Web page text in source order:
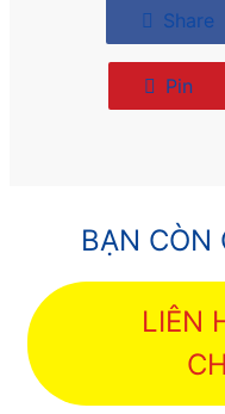
Share
Pin
BẠN CÒN
LIÊN